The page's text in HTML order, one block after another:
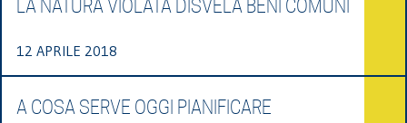
LA NATURA VIOLATA DISVELA BENI COMUNI
12 APRILE 2018
A COSA SERVE OGGI PIANIFICARE